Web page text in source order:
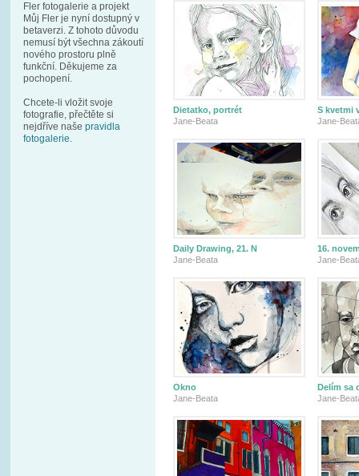
Fler fotogalerie a projekt
Můj Fler je nyní dostupný v
betaverzi. Z tohoto důvodu
nemusí být všechna zákoutí
nového prostoru plně
funkční. Děkujeme za
pochopení.
Chcete-li vložit svoje
fotografie, přečtěte si
nejdříve naše pravidla
fotogalerie.
Dietatko, portrét
Jane-Beata
S kvetmi
Jane-
Daily Drawing, 21. N
Jane-Beata
16.
Jane-
Okno
Jane-Beata
Delím sa
Jane-